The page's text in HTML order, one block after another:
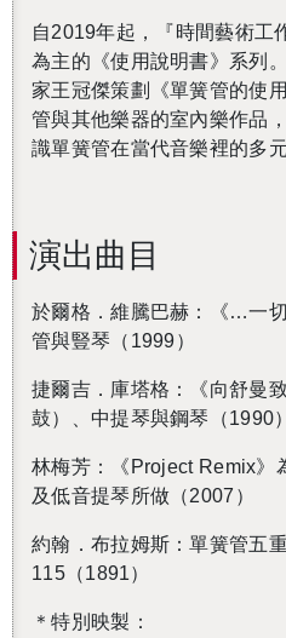
自2019年起，『時間藝術工
為主的《使用說明書》系列
家王冠傑策劃《單簧管的使
管與其他樂器的室內樂作品
識單簧管在當代音樂裡的多元
演出曲目
於爾格．維騰巴赫：《…一
管與豎琴（1999）
捷爾吉．庫塔格：《向舒曼
鼓）、中提琴與鋼琴（1990）
林梅芳：《Project Remix》
及低音提琴所做（2007）
約翰．布拉姆斯：單簧管五
115（1891）
＊特別映製：